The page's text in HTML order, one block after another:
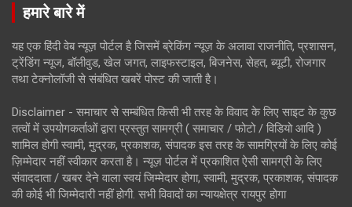
हमारे बारे में
यह एक हिंदी वेब न्यूज़ पोर्टल है जिसमें ब्रेकिंग न्यूज़ के अलावा राजनीति, प्रशासन,
ट्रेंडिंग न्यूज, बॉलीवुड, खेल जगत, लाइफस्टाइल, बिजनेस, सेहत, ब्यूटी, रोजगार
तथा टेक्नोलॉजी से संबंधित खबरें पोस्ट की जाती है।
Disclaimer - समाचार से सम्बंधित किसी भी तरह के विवाद के लिए साइट के कुछ
तत्वों में उपयोगकर्ताओं द्वारा प्रस्तुत सामग्री ( समाचार / फोटो / विडियो आदि )
शामिल होगी स्वामी, मुद्रक, प्रकाशक, संपादक इस तरह के सामग्रियों के लिए कोई
ज़िम्मेदार नहीं स्वीकार करता है। न्यूज़ पोर्टल में प्रकाशित ऐसी सामग्री के लिए
संवाददाता / खबर देने वाला स्वयं जिम्मेदार होगा, स्वामी, मुद्रक, प्रकाशक, संपादक
की कोई भी जिम्मेदारी नहीं होगी. सभी विवादों का न्यायक्षेत्र रायपुर होगा